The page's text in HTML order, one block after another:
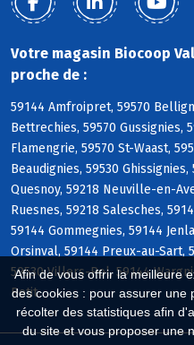
Afin de vous offrir la meilleure
des cookies : pour assurer une
récolter des statistiques afin
du site et vous proposer une
Votre magasin Biocoop
proche de :
59144 Amfroipret, 59570
Bettrechies, 59570 Gussignies,
Flamengrie, 59570 St-Waast,
Beaudignies, 59530
Quesnoy, 59218 Neuville-en-
Ruesnes, 59218 Salesches,
59144 Gommegnies, 59144
Orsinval, 59144 Preux-au-Sart,
59530 Villers-Pol, 59144
Petit